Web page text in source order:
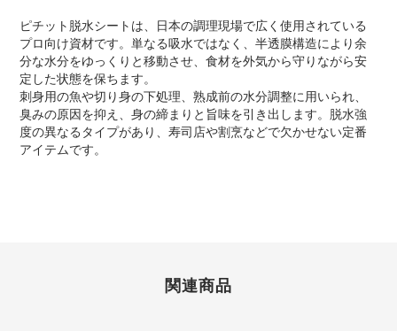
ピチット脱水シートは、日本の調理現場で広く使用されている
プロ向け資材です。単なる吸水ではなく、半透膜構造により余
分な水分をゆっくりと移動させ、食材を外気から守りながら安
定した状態を保ちます。
刺身用の魚や切り身の下処理、熟成前の水分調整に用いられ、
臭みの原因を抑え、身の締まりと旨味を引き出します。脱水強
度の異なるタイプがあり、寿司店や割烹などで欠かせない定番
アイテムです。
関連商品